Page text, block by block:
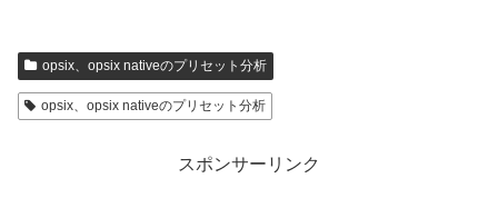
opsix、opsix nativeのプリセット分析
opsix、opsix nativeのプリセット分析
スポンサーリンク